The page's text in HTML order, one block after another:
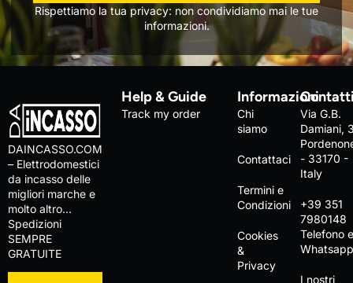
Rispettiamo la tua privacy: non condividiamo mai le tue
informazioni.
DAINCASSO.COM
– Elettrodomestici
da incasso delle
migliori marche e
molto altro…
Spedizioni
SEMPRE
GRATUITE
Help & Guide
Track my order
Informazioni
Chi
siamo
Contattaci
Termini e
Condizioni
Cookies
&
Privacy
Via G.B.
Damiani,
- 33170 -
Italy
+39 351
7980148
Telefono
I nostri